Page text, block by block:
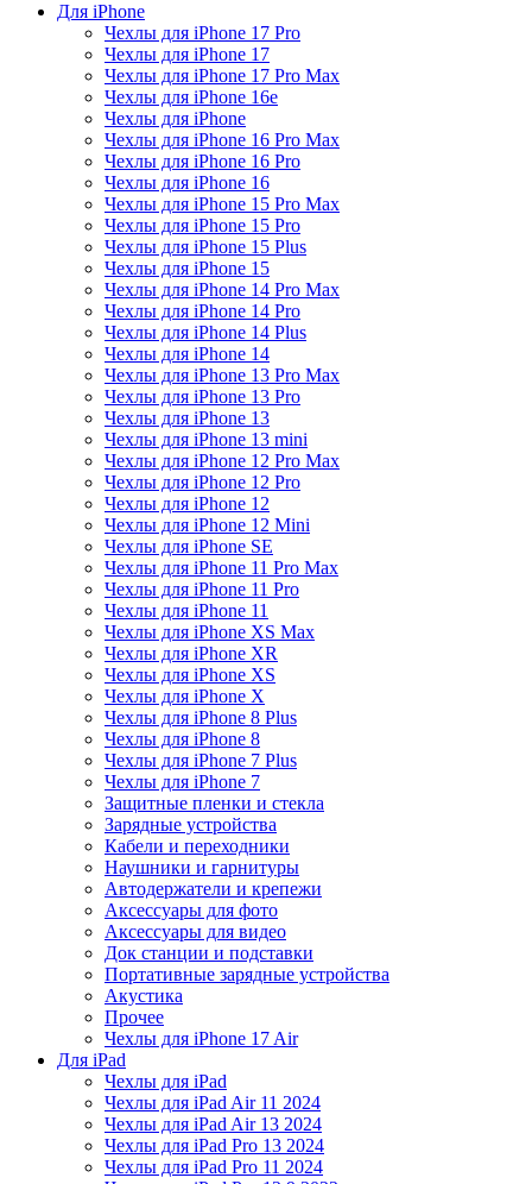
Для iPhone
Чехлы для iPhone 17 Pro
Чехлы для iPhone 17
Чехлы для iPhone 17 Pro Max
Чехлы для iPhone 16e
Чехлы для iPhone
Чехлы для iPhone 16 Pro Max
Чехлы для iPhone 16 Pro
Чехлы для iPhone 16
Чехлы для iPhone 15 Pro Max
Чехлы для iPhone 15 Pro
Чехлы для iPhone 15 Plus
Чехлы для iPhone 15
Чехлы для iPhone 14 Pro Max
Чехлы для iPhone 14 Pro
Чехлы для iPhone 14 Plus
Чехлы для iPhone 14
Чехлы для iPhone 13 Pro Max
Чехлы для iPhone 13 Pro
Чехлы для iPhone 13
Чехлы для iPhone 13 mini
Чехлы для iPhone 12 Pro Max
Чехлы для iPhone 12 Pro
Чехлы для iPhone 12
Чехлы для iPhone 12 Mini
Чехлы для iPhone SE
Чехлы для iPhone 11 Pro Max
Чехлы для iPhone 11 Pro
Чехлы для iPhone 11
Чехлы для iPhone XS Max
Чехлы для iPhone XR
Чехлы для iPhone XS
Чехлы для iPhone X
Чехлы для iPhone 8 Plus
Чехлы для iPhone 8
Чехлы для iPhone 7 Plus
Чехлы для iPhone 7
Защитные пленки и стекла
Зарядные устройства
Кабели и переходники
Наушники и гарнитуры
Автодержатели и крепежи
Аксессуары для фото
Аксессуары для видео
Док станции и подставки
Портативные зарядные устройства
Акустика
Прочее
Чехлы для iPhone 17 Air
Для iPad
Чехлы для iPad
Чехлы для iPad Air 11 2024
Чехлы для iPad Air 13 2024
Чехлы для iPad Pro 13 2024
Чехлы для iPad Pro 11 2024